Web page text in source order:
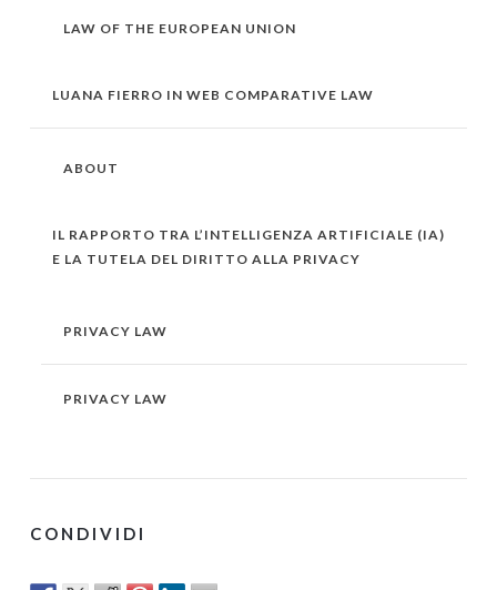
LAW OF THE EUROPEAN UNION
LUANA FIERRO IN WEB COMPARATIVE LAW
ABOUT
IL RAPPORTO TRA L’INTELLIGENZA ARTIFICIALE (IA)
E LA TUTELA DEL DIRITTO ALLA PRIVACY
PRIVACY LAW
PRIVACY LAW
CONDIVIDI